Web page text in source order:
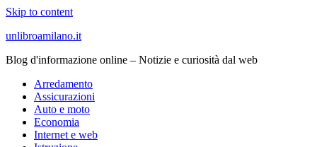
Skip to content
unlibroamilano.it
Blog d'informazione online – Notizie e curiosità dal web
Arredamento
Assicurazioni
Auto e moto
Economia
Internet e web